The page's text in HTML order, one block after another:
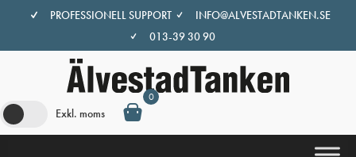
innehåll
PROFESSIONELL SUPPORT
INFO@ALVESTADTANKEN.SE
013-39 30 90
Exkl. moms
0